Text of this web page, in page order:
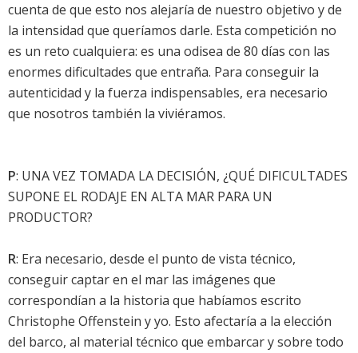
cuenta de que esto nos alejaría de nuestro objetivo y de
la intensidad que queríamos darle. Esta competición no
es un reto cualquiera: es una odisea de 80 días con las
enormes dificultades que entraña. Para conseguir la
autenticidad y la fuerza indispensables, era necesario
que nosotros también la viviéramos.
P: UNA VEZ TOMADA LA DECISIÓN, ¿QUÉ DIFICULTADES
SUPONE EL RODAJE EN ALTA MAR PARA UN
PRODUCTOR?
R: Era necesario, desde el punto de vista técnico,
conseguir captar en el mar las imágenes que
correspondían a la historia que habíamos escrito
Christophe Offenstein y yo. Esto afectaría a la elección
del barco, al material técnico que embarcar y sobre todo